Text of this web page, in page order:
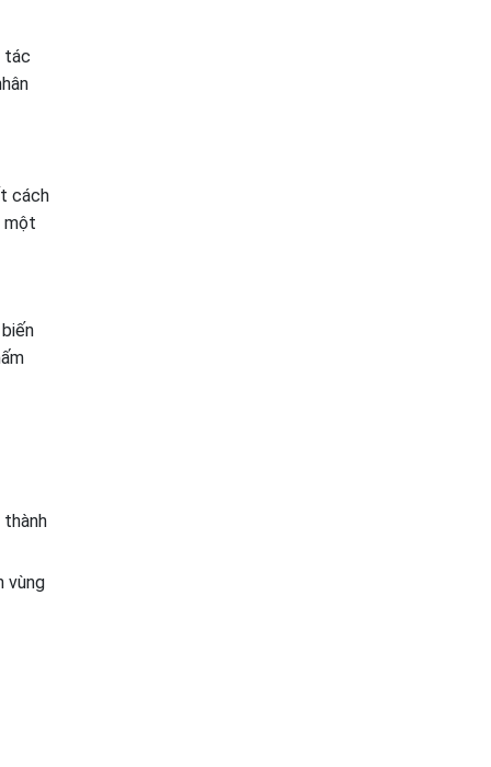
tác
cách
một
thành
vùng